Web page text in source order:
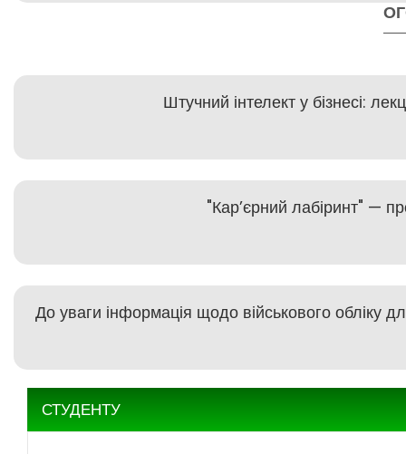
Штучний інтелект у бізнесі:
"Кар’єрний лабіринт" —
До уваги інформація щодо військового обліку
СТУДЕНТУ